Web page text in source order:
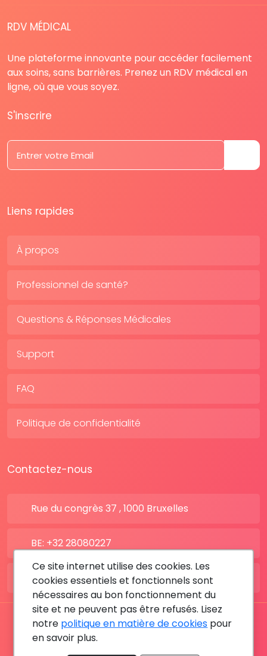
RDV MÉDICAL
Une plateforme innovante pour accéder facilement
aux soins, sans barrières. Prenez un RDV médical en
ligne, où que vous soyez.
S'inscrire
Liens rapides
À propos
Professionnel de santé?
Questions & Réponses Médicales
Support
FAQ
Politique de confidentialité
Contactez-nous
Rue du congrès 37 , 1000 Bruxelles
BE: +32 28080227
FR: +33 183642895
Tous les droits sont réservés © 2026 RDV MÉDICAL By
Ce site internet utilise des cookies. Les
cookies essentiels et fonctionnels sont
nécessaires au bon fonctionnement du
site et ne peuvent pas être refusés. Lisez
notre politique en matière de cookies pour
en savoir plus.